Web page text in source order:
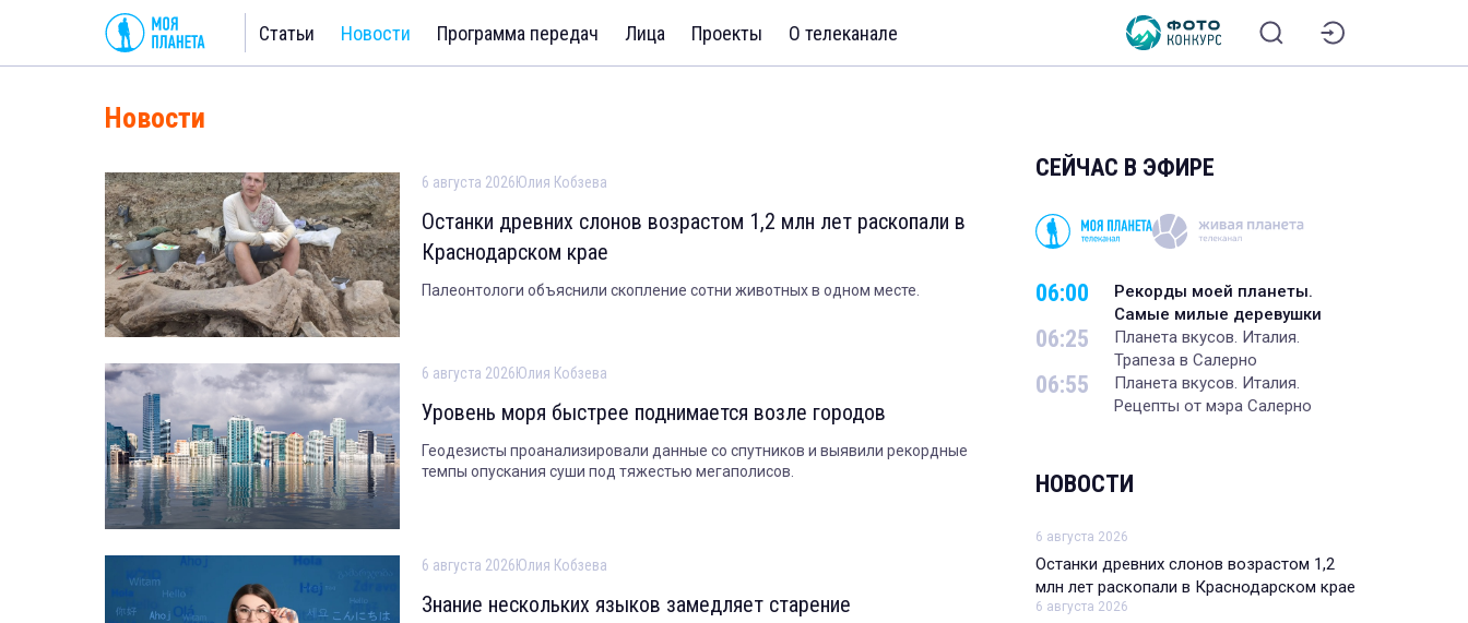
Статьи Новости Программа передач Лица Проекты О телеканале
Новости
6 августа 2026Юлия Кобзева
Останки древних слонов возрастом 1,2 млн лет раскопали в
Краснодарском крае
Палеонтологи объяснили скопление сотни животных в одном месте.
6 августа 2026Юлия Кобзева
Уровень моря быстрее поднимается возле городов
Геодезисты проанализировали данные со спутников и выявили рекордные
темпы опускания суши под тяжестью мегаполисов.
6 августа 2026Юлия Кобзева
Знание нескольких языков замедляет старение
СЕЙЧАС В ЭФИРЕ
06:00
Рекорды моей планеты.
Самые милые деревушки
06:25
Планета вкусов. Италия.
Трапеза в Салерно
06:55
Планета вкусов. Италия.
Рецепты от мэра Салерно
НОВОСТИ
6 августа 2026
Останки древних слонов возрастом 1,2
млн лет раскопали в Краснодарском крае
6 августа 2026